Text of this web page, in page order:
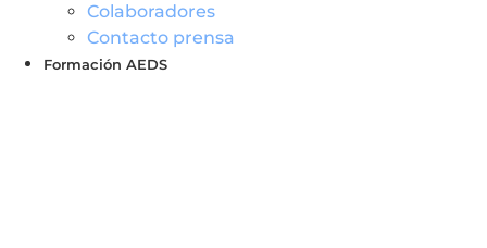
Colaboradores
Contacto prensa
Formación AEDS